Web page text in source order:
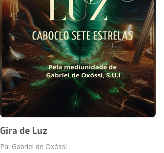
Gira de Luz
Pai Gabriel de Oxóssi